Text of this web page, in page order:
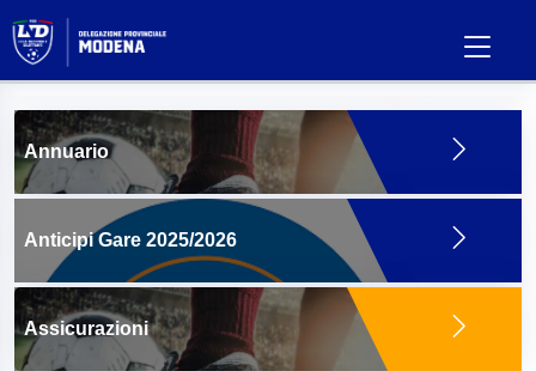
Annuario
Anticipi Gare 2025/2026
Assicurazioni